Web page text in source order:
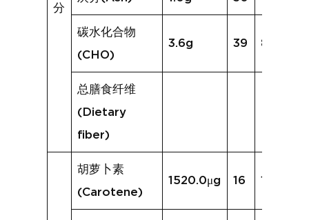
分
碳水化合物
(CHO)
3.6g 39 8.3g
总膳食纤维
(Dietary
fiber)
胡萝卜素
(Carotene)
1520.0μg 16